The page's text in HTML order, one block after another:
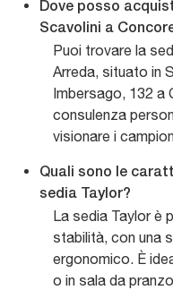
Dove posso
Scavolini a
Puoi trovare la
Arreda, situato in
Imbersago, 132 a
consulenza
visionare i
Quali sono le
sedia Taylor?
La sedia Taylor è
stabilità, con una
ergonomico. È
o in sala da